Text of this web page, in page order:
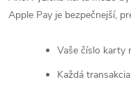
Apple Pay je bezpečnejší,
Vaše číslo karty
Každá